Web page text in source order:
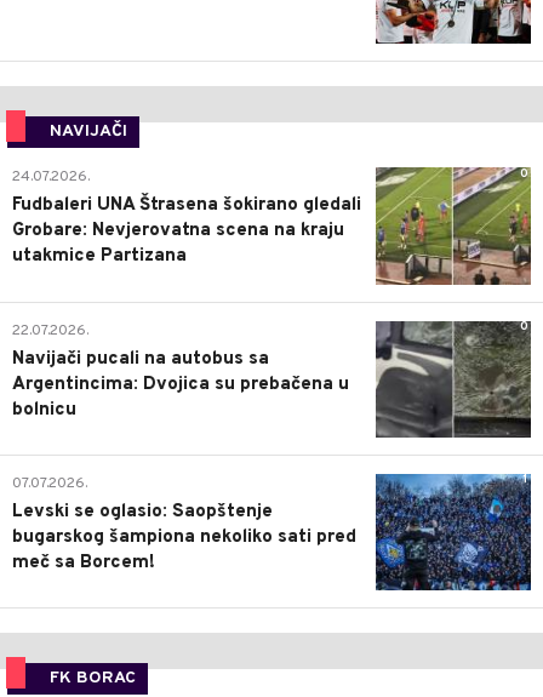
NAVIJAČI
0
24.07.2026.
Fudbaleri UNA Štrasena šokirano gledali
Grobare: Nevjerovatna scena na kraju
utakmice Partizana
0
22.07.2026.
Navijači pucali na autobus sa
Argentincima: Dvojica su prebačena u
bolnicu
1
07.07.2026.
Levski se oglasio: Saopštenje
bugarskog šampiona nekoliko sati pred
meč sa Borcem!
FK BORAC